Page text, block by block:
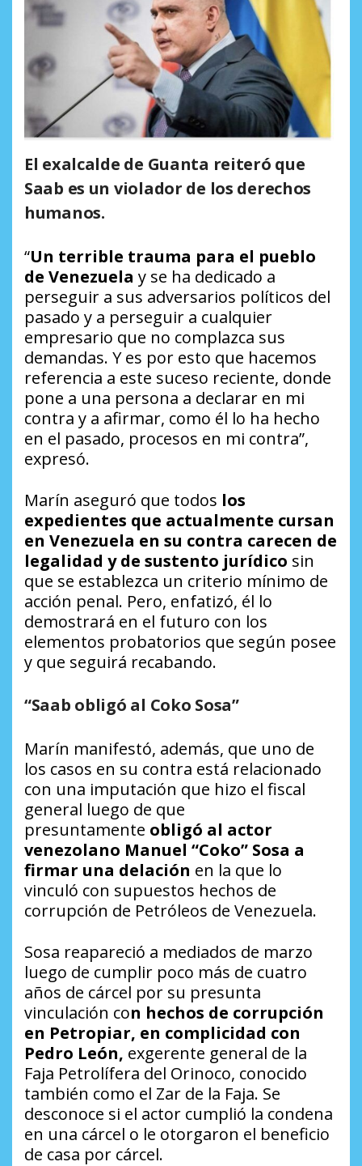
El exalcalde de Guanta reiteró que
Saab es un violador de los derechos
humanos.
“Un terrible trauma para el pueblo
de Venezuela y se ha dedicado a
perseguir a sus adversarios políticos del
pasado y a perseguir a cualquier
empresario que no complazca sus
demandas. Y es por esto que hacemos
referencia a este suceso reciente, donde
pone a una persona a declarar en mi
contra y a afirmar, como él lo ha hecho
en el pasado, procesos en mi contra”,
expresó.
Marín aseguró que todos los
expedientes que actualmente cursan
en Venezuela en su contra carecen de
legalidad y de sustento jurídico sin
que se establezca un criterio mínimo de
acción penal. Pero, enfatizó, él lo
demostrará en el futuro con los
elementos probatorios que según posee
y que seguirá recabando.
“Saab obligó al Coko Sosa”
Marín manifestó, además, que uno de
los casos en su contra está relacionado
con una imputación que hizo el fiscal
general luego de que
presuntamente obligó al actor
venezolano Manuel “Coko” Sosa a
firmar una delación en la que lo
vinculó con supuestos hechos de
corrupción de Petróleos de Venezuela.
Sosa reapareció a mediados de marzo
luego de cumplir poco más de cuatro
años de cárcel por su presunta
vinculación con hechos de corrupción
en Petropiar, en complicidad con
Pedro León, exgerente general de la
Faja Petrolífera del Orinoco, conocido
también como el Zar de la Faja. Se
desconoce si el actor cumplió la condena
en una cárcel o le otorgaron el beneficio
de casa por cárcel.